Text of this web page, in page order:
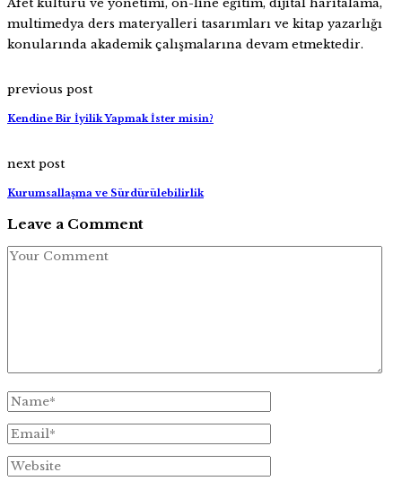
multimedya ders materyalleri tasarımları ve kitap yazarlığı
konularında akademik çalışmalarına devam etmektedir.
previous post
Kendine Bir İyilik Yapmak İster misin?
next post
Kurumsallaşma ve Sürdürülebilirlik
Leave a Comment